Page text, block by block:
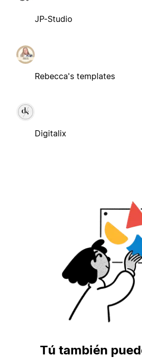
JP-Studio
Rebecca's templates
Digitalix
Tú también